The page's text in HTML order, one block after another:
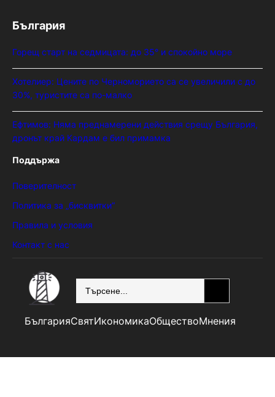
България
Горещ старт на седмицата: до 35° и спокойно море
Хотелиер: Цените по Черноморието са се увеличили с до
30%, туристите са по-малко
Ефтимов: Няма преднамерени действия срещу България,
дронът край Кардам е бил примамка
Поддържа
Поверителност
Политика за „бисквитки“
Правила и условия
Контакт с нас
БългарияСвятИкономикаОбществоМнения